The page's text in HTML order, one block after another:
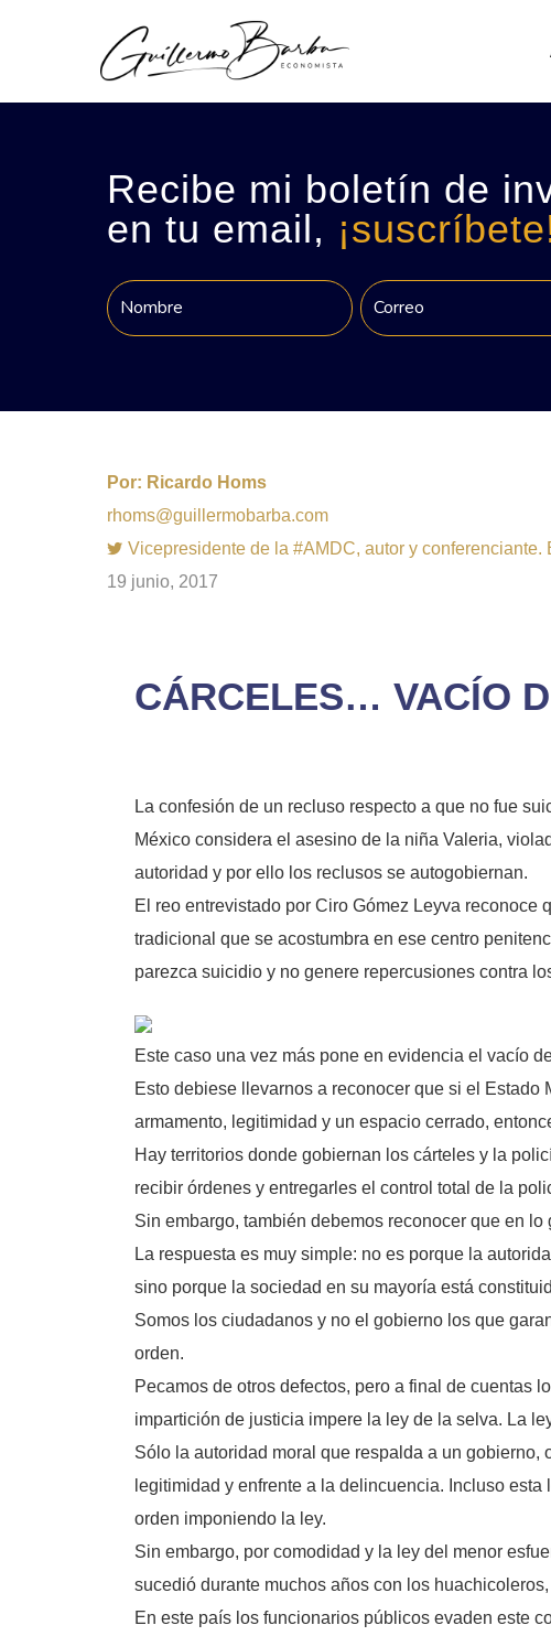
Recibe mi boletín de
en tu email,
Por: Ricardo Homs
rhoms@guillermobarba.com
Vicepresidente de la #AMDC, autor y
19 junio, 2017
CÁRCELES… VACÍO
La confesión de un recluso respecto a que no fue
México considera el asesino de la niña Valeria,
autoridad y por ello los reclusos se autogobiernan.
El reo entrevistado por Ciro Gómez Leyva
tradicional que se acostumbra en ese centro
parezca suicidio y no genere repercusiones contra
Este caso una vez más pone en evidencia el vacío
Esto debiese llevarnos a reconocer que si el
armamento, legitimidad y un espacio cerrado,
Hay territorios donde gobiernan los cárteles y la
recibir órdenes y entregarles el control total de la
Sin embargo, también debemos reconocer que en
La respuesta es muy simple: no es porque la
sino porque la sociedad en su mayoría está
Somos los ciudadanos y no el gobierno los que
orden.
Pecamos de otros defectos, pero a final de cuentas
impartición de justicia impere la ley de la selva. La
Sólo la autoridad moral que respalda a un
legitimidad y enfrente a la delincuencia. Incluso
orden imponiendo la ley.
Sin embargo, por comodidad y la ley del menor
sucedió durante muchos años con los
En este país los funcionarios públicos evaden este